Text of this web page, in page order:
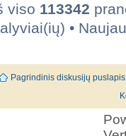
viso 113342
•
Pagrindinis diskusijų puslapis